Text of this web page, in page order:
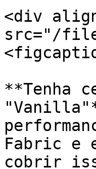
<div
src="/
**Tenha
Fabric e
cobrir